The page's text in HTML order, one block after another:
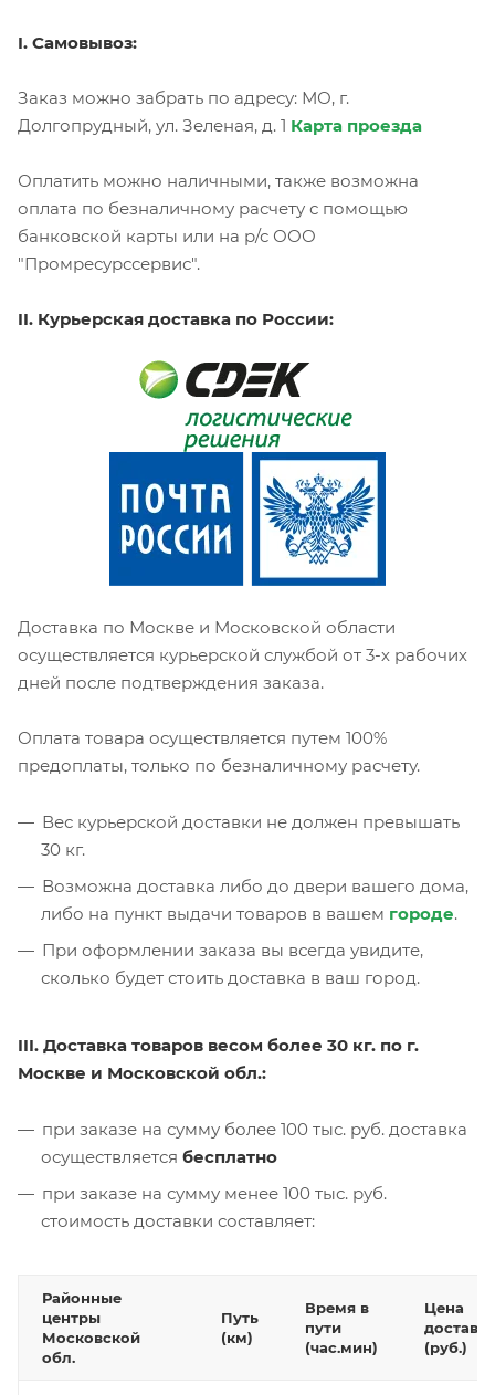
I. Самовывоз:
Заказ можно забрать по адресу: МО, г.
Долгопрудный, ул. Зеленая, д. 1 Карта проезда
Оплатить можно наличными, также возможна
оплата по безналичному расчету с помощью
банковской карты или на р/с ООО
"Промресурссервис".
II. Курьерская доставка по России:
Доставка по Москве и Московской области
осуществляется курьерской службой от 3-х рабочих
дней после подтверждения заказа.
Оплата товара осуществляется путем 100%
предоплаты, только по безналичному расчету.
Вес курьерской доставки не должен превышать
30 кг.
Возможна доставка либо до двери вашего дома,
либо на пункт выдачи товаров в вашем городе.
При оформлении заказа вы всегда увидите,
сколько будет стоить доставка в ваш город.
III. Доставка товаров весом более 30 кг. по г.
Москве и Московской обл.:
при заказе на сумму более 100 тыс. руб. доставка
осуществляется бесплатно
при заказе на сумму менее 100 тыс. руб.
стоимость доставки составляет:
Районные
центры
Московской
обл.
Путь
(км)
Время в
пути
(час.мин)
Цена
(руб.)